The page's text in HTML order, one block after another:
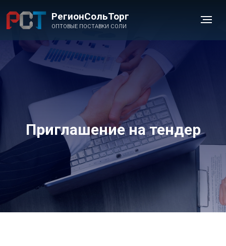
РегионСольТорг
ОПТОВЫЕ ПОСТАВКИ СОЛИ
Приглашение на тендер